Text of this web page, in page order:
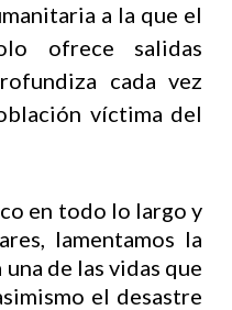
a la que el
ofrece salidas
cada vez
víctima del
en todo lo largo y
lamentamos la
de las vidas que
el desastre